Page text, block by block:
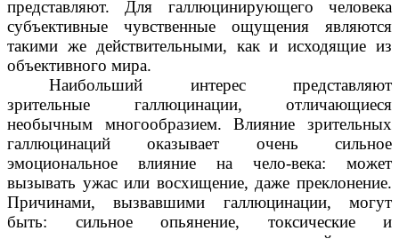
представляют. Для галлюцинирующего человека
субъективные чувственные ощущения являются
такими же действительными, как и исходящие из
объективного мира.
Наибольший интерес представляют
зрительные галлюцинации, отличающиеся
необычным многообразием. Влияние зрительных
галлюцинаций оказывает очень сильное
эмоциональное влияние на чело-века: может
вызывать ужас или восхищение, даже преклонение.
Причинами, вызвавшими галлюцинации, могут
быть: сильное опьянение, токсические и